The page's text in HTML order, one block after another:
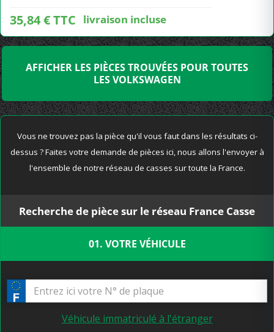
35,84 € TTC livraison incluse
AFFICHER LES PIÈCES TROUVÉES POUR TOUTES
LES VOLKSWAGEN
Vous ne trouvez pas la pièce qu'il vous faut dans les résultats ci-
dessus ? Faites votre demande de pièces ici, nous allons l'envoyer à
l'ensemble de notre réseau de casses sur toute la France.
Recherche de pièce sur le réseau France Casse
01. VOTRE VÉHICULE
Véhicule immatriculé à l'étranger